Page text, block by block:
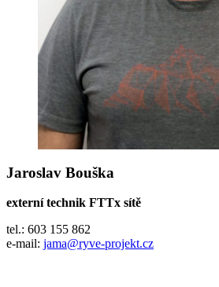
Jaroslav Bouška
externí technik FTTx sítě
tel.: 603 155 862
e-mail: jama@ryve-projekt.cz